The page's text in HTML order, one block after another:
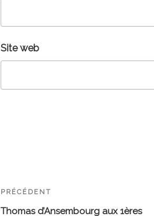
Site web
Navigation
de
Article
précédent
PRÉCÉDENT
Thomas d’Ansembourg aux 1ères